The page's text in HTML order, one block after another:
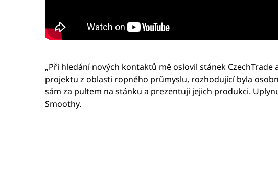
„Při hledání nových kontaktů mě oslovil stánek
projektu z oblasti ropného průmyslu, rozhodující byla
sám za pultem na stánku a prezentuji jejich produkci.
Smoothy.